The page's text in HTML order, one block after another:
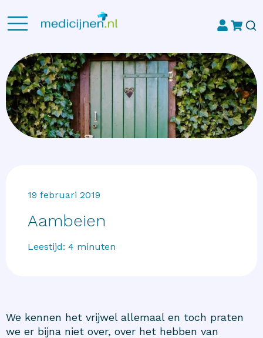
19 februari 2019
Aambeien
Leestijd:4 minuten
We kennen het vrijwel allemaal en toch praten
we er bijna niet over, over het hebben van